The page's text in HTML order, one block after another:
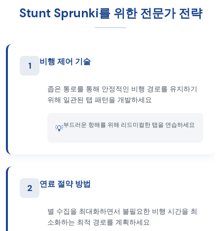
Stunt Sprunki를 위한 전문가 전략
1 비행 제어 기술
좁은 통로를 통해 안정적인 비행 경로를 유지하기
위해 일관된 탭 패턴을 개발하세요
💡부드러운 항해를 위해 리드미컬한 탭을 연습하세요
2 연료 절약 방법
별 수집을 최대화하면서 불필요한 비행 시간을 최
소화하는 최적 경로를 계획하세요